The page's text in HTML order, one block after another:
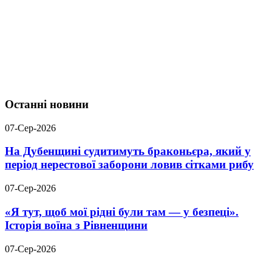
Останні новини
07-Сер-2026
На Дубенщині судитимуть браконьєра, який у
період нерестової заборони ловив сітками рибу
07-Сер-2026
«Я тут, щоб мої рідні були там — у безпеці».
Історія воїна з Рівненщини
07-Сер-2026